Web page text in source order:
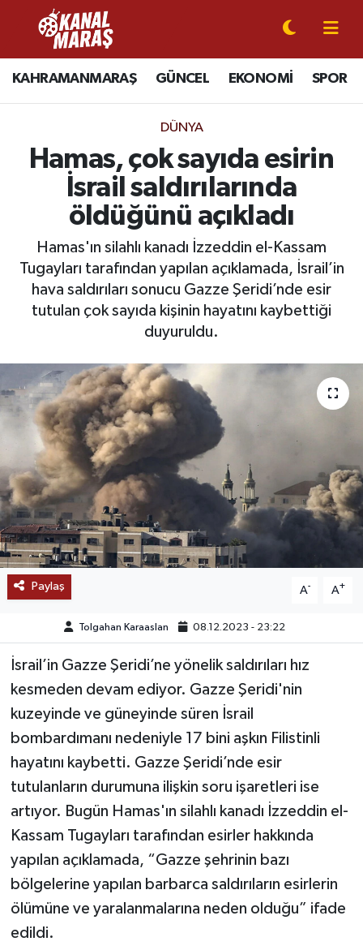
KAHRAMANMARAŞ GÜNCEL EKONOMİ SPOR
DÜNYA
Hamas, çok sayıda esirin
İsrail saldırılarında
öldüğünü açıkladı
Hamas'ın silahlı kanadı İzzeddin el-Kassam
Tugayları tarafından yapılan açıklamada, İsrail’in
hava saldırıları sonucu Gazze Şeridi’nde esir
tutulan çok sayıda kişinin hayatını kaybettiği
duyuruldu.
Paylaş A- A+
Tolgahan Karaaslan 08.12.2023 - 23:22
İsrail’in Gazze Şeridi’ne yönelik saldırıları hız
kesmeden devam ediyor. Gazze Şeridi'nin
kuzeyinde ve güneyinde süren İsrail
bombardımanı nedeniyle 17 bini aşkın Filistinli
hayatını kaybetti. Gazze Şeridi’nde esir
tutulanların durumuna ilişkin soru işaretleri ise
artıyor. Bugün Hamas'ın silahlı kanadı İzzeddin el-
Kassam Tugayları tarafından esirler hakkında
yapılan açıklamada, “Gazze şehrinin bazı
bölgelerine yapılan barbarca saldırıların esirlerin
ölümüne ve yaralanmalarına neden olduğu” ifade
edildi.
CANLI YAYIN
KAHRAMANMARAŞ
SPOR
SİYASET
EKONOMİ
GÜNDEM
SAĞLIK
EĞİTİM
BÖLGE
KEŞFET
POPÜLER
DÜNYA
TREND
MEDYA
OTOMOTİV
TEKNOLOJİ
YAŞAM
KÜLTÜR SANAT
Kahramanmaraş Nöbetçi Eczaneler
Kahramanmaraş Hava Durumu
Kahramanmaraş Trafik Yoğunluk Haritası
Süper Lig Puan Durumu ve Fikstür
Tüm Manşetler
Son Dakika Haberleri